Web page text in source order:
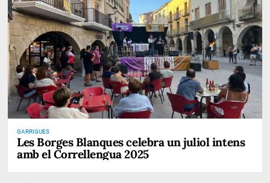
GARRIGUES
Les Borges Blanques celebra un juliol intens
amb el Correllengua 2025